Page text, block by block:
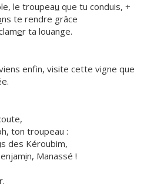
le troupeau que tu conduis, +
ns te rendre grâce
er ta louange.
enfin, visite cette vigne que
ton troupeau :
s des Kéroubim,
in, Manassé !